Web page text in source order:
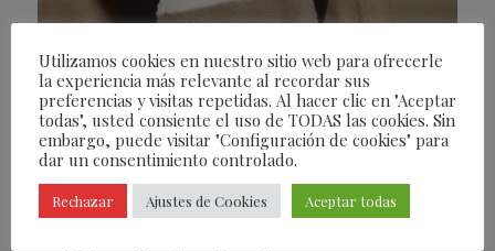
Utilizamos cookies en nuestro sitio web para ofrecerle
la experiencia más relevante al recordar sus
preferencias y visitas repetidas. Al hacer clic en "Aceptar
todas", usted consiente el uso de TODAS las cookies. Sin
embargo, puede visitar "Configuración de cookies" para
dar un consentimiento controlado.
Rechazar Ajustes de Cookies Aceptar todas